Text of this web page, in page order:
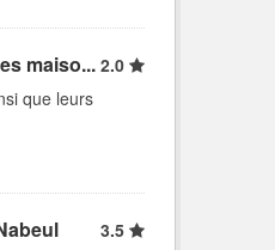
maiso... 2.0
que leurs
3.5